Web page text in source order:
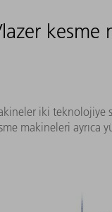
kesme
iki teknolojiye
makineleri